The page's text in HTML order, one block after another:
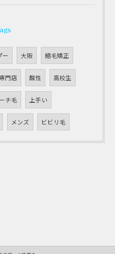
ー 大阪 縮毛矯正
門店 酸性 高校生
チ毛 上手い
メンズ ビビリ毛